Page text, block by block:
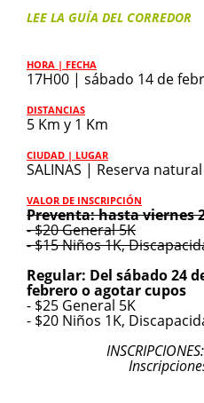
Fútbol &
LEE LA GUÍA DEL CORREDOR
HORA | FECHA
17H00 | sábado 14 de
DISTANCIAS
5 Km y 1 Km
CIUDAD | LUGAR
SALINAS | Reserva
VALOR DE INSCRIPCIÓN
Preventa: hasta viernes
- $20 General 5K
- $15 Niños 1K,
Regular: Del sábado 24
febrero o agotar cupos
- $25 General 5K
- $20 Niños 1K,
INSCRIPCIONES: